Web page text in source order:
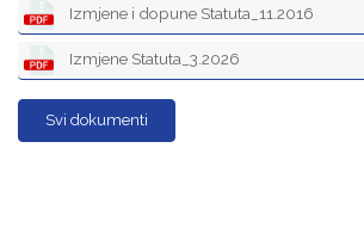
Izmjene i dopune Statuta_11.2016
Izmjene Statuta_3.2026
Svi dokumenti